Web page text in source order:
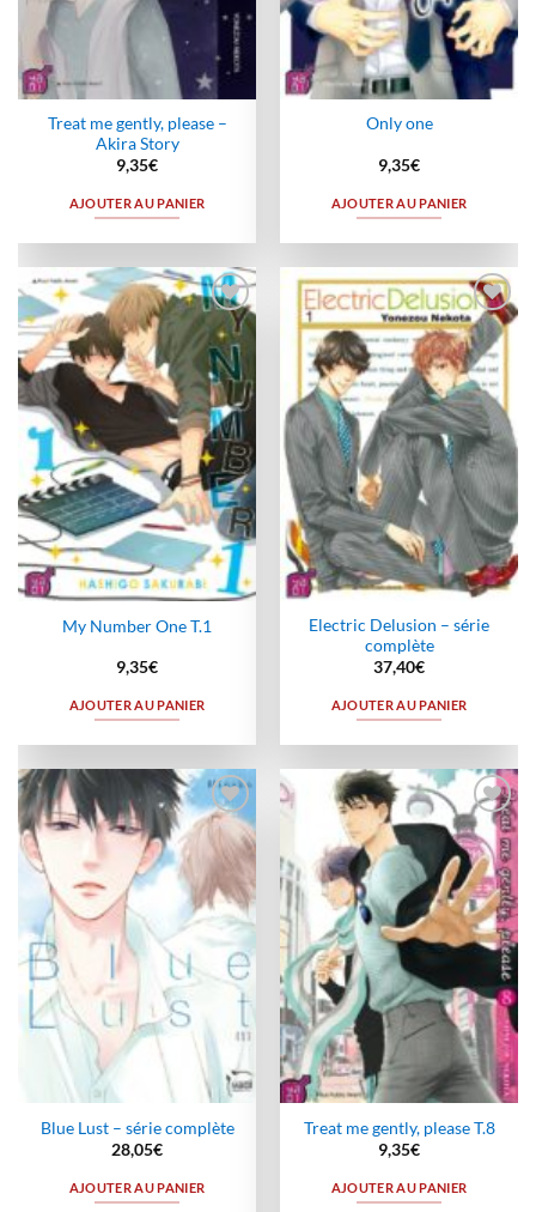
Treat me gently, please –
Akira Story
9,35€
AJOUTER AU PANIER
Only one
9,35€
AJOUTER AU PANIER
Ajouter
à la
wishlist
My Number One T.1
9,35€
AJOUTER AU PANIER
Ajouter
à la
wishlist
Electric Delusion – série
complète
37,40€
AJOUTER AU PANIER
Ajouter
à la
wishlist
Blue Lust – série complète
28,05€
AJOUTER AU PANIER
Ajouter
à la
wishlist
Treat me gently, please T.8
9,35€
AJOUTER AU PANIER